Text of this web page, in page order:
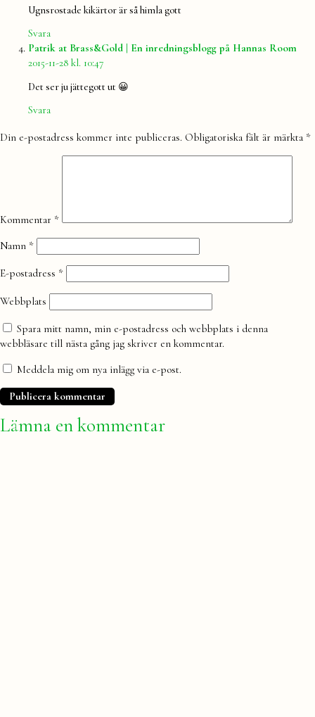
Ugnsrostade kikärtor är så himla gott
Svara
Patrik at Brass&Gold | En inredningsblogg på Hannas Room
2015-11-28 kl. 10:47
Det ser ju jättegott ut 😀
Svara
Lämna
Din e-postadress kommer inte publiceras. Obligatoriska fält är märkta *
Kommentar *
Namn *
E-postadress *
Webbplats
Spara mitt namn, min e-postadress och webbplats i denna
webbläsare till nästa gång jag skriver en kommentar.
Meddela mig om nya inlägg via e-post.
Lämna en kommentar